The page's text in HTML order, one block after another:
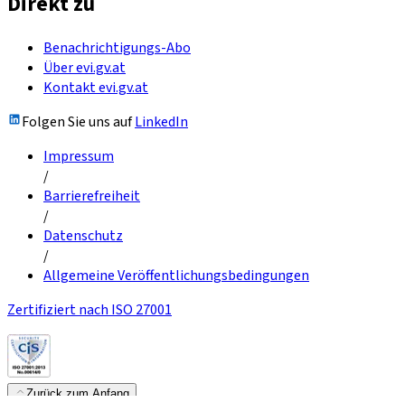
Benachrichtigungs-Abo
Über evi.gv.at
Kontakt evi.gv.at
Folgen Sie uns aufLinkedIn
Impressum
/
Barrierefreiheit
/
Datenschutz
/
Allgemeine Veröffentlichungsbedingungen
Zertifiziert nach ISO 27001
Zurück zum Anfang